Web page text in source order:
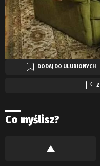
DODAJ DO ULUBIONYCH
Co myślisz?